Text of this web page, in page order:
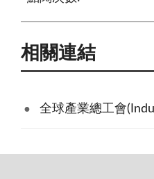
相關連結
全球產業總工會